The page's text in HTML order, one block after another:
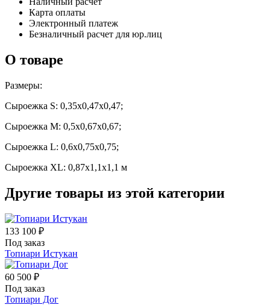
Карта оплаты
Электронный платеж
Безналичный расчет для юр.лиц
О товаре
Размеры:
Сыроежка S: 0,35х0,47х0,47;
Сыроежка M: 0,5х0,67х0,67;
Сыроежка L: 0,6х0,75х0,75;
Сыроежка XL: 0,87х1,1х1,1 м
Другие товары из этой категории
133 100 ₽
Под заказ
Топиари Истукан
60 500 ₽
Под заказ
Топиари Дог